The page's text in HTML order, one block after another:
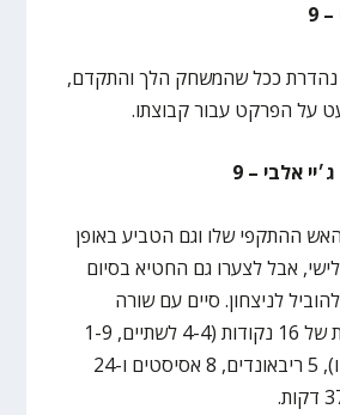
9
ככל שהמשחק הלך והתקדם,
על הפרקט עבור קבוצתו.
אלבי – 9
ההתקפי שלו וגם הטביע באופן
אבל לצערו גם החטיא בסיום
לניצחון. סיים עם שורה
סטטיסטית מרתקת של 16 נקודות (4-4 לשתיים, 1-9
לשלוש ו-5-6 מהקו), 5 ריבאונדים, 8 אסיסטים ו-24